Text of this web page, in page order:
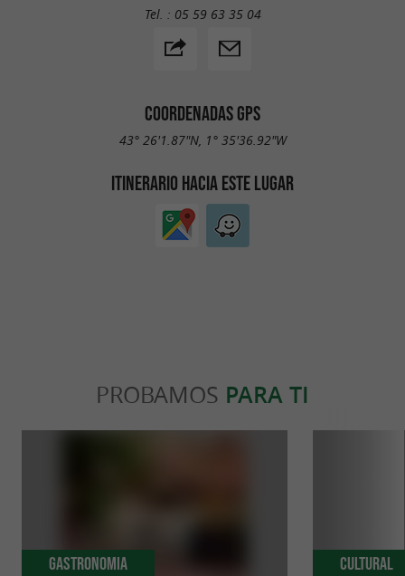
Tel. : 05 59 63 35 04
COORDENADAS GPS
43° 26'1.87"N, 1° 35'36.92"W
ITINERARIO HACIA ESTE LUGAR
PROBAMOS PARA TI
Gastronomia Cultural